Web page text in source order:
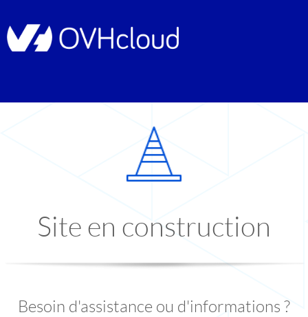
Site en construction
Besoin d'assistance ou d'informations ?